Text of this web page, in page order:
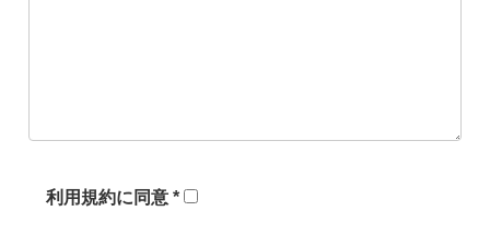
利用規約に同意 *